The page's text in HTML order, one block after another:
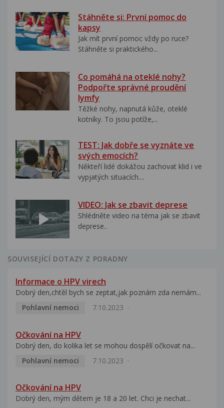
Stáhněte si: První pomoc do
kapsy
Jak mít první pomoc vždy po ruce?
Stáhněte si praktického...
Co pomáhá na oteklé nohy?
Podpořte správné proudění
lymfy
Těžké nohy, napnutá kůže, oteklé
kotníky. To jsou potíže,...
TEST: Jak dobře se vyznáte ve
svých emocích?
Někteří lidé dokážou zachovat klid i ve
vypjatých situacích....
VIDEO: Jak se zbavit deprese
Shlédněte video na téma jak se zbavit
deprese..
SOUVISEJÍCÍ DOTAZY Z PORADNY
Informace o HPV virech
Dobrý den,chtěl bych se zeptat,jak poznám zda nemám...
Pohlavní nemoci
7.10.2023
Očkování na HPV
Dobrý den, do kolika let se mohou dospělí očkovat na...
Pohlavní nemoci
7.10.2023
Očkování na HPV
Dobrý den, mým dětem je 18 a 20 let. Chci je nechat...